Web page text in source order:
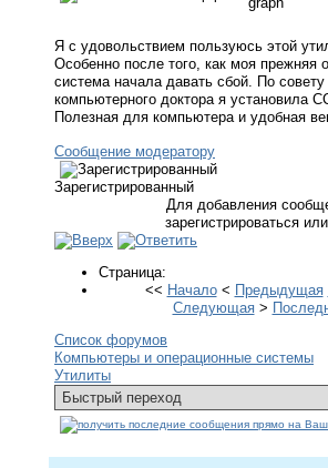
Я с удовольствием пользуюсь этой
Особенно после того, как моя прежняя
система начала давать сбой. По совету
компьютерного доктора я установила
Полезная для компьютера и удобная
Сообщение модератору
Зарегистрированный
Для добавления
зарегистрироваться
Страница:
<< Начало< Предыдущая
Следующая>
Список форумов
Компьютеры и операционные системы
Утилиты